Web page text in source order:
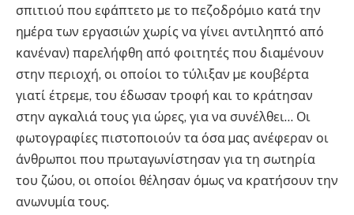
σπιτιού που εφάπτετο µε το πεζοδρόµιο κατά την
ηµέρα των εργασιών χωρίς να γίνει αντιληπτό από
κανέναν) παρελήφθη από φοιτητές που διαµένουν
στην περιοχή, οι οποίοι το τύλιξαν µε κουβέρτα
γιατί έτρεµε, του έδωσαν τροφή και το κράτησαν
στην αγκαλιά τους για ώρες, για να συνέλθει… Οι
φωτογραφίες πιστοποιούν τα όσα µας ανέφεραν οι
άνθρωποι που πρωταγωνίστησαν για τη σωτηρία
του ζώου, οι οποίοι θέλησαν όµως να κρατήσουν την
ανωνυµία τους.